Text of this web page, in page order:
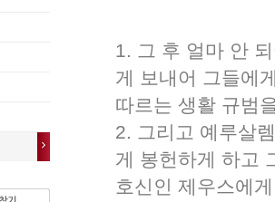
1. 그 후 얼마 안
게 보내어 그들에
따르는 생활 규범
2. 그리고 예루살
게 봉헌하게 하고
호신인 제우스에